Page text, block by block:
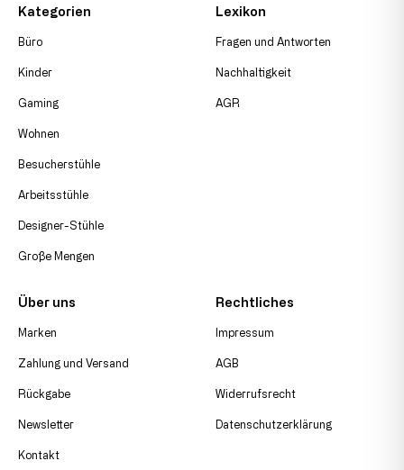
Kategorien
Büro
Kinder
Gaming
Wohnen
Besucherstühle
Arbeitsstühle
Designer-Stühle
Große Mengen
Lexikon
Fragen und Antworten
Nachhaltigkeit
AGR
Über uns
Marken
Zahlung und Versand
Rückgabe
Newsletter
Kontakt
Rechtliches
Impressum
AGB
Widerrufsrecht
Datenschutzerklärung